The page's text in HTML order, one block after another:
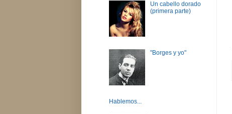
Un cabello dorado
(primera parte)
"Borges y yo"
Hablemos...